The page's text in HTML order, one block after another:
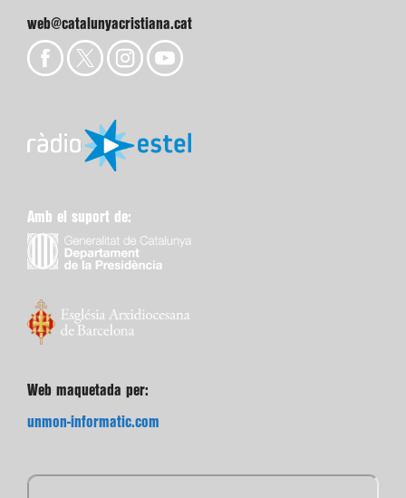
web@catalunyacristiana.cat
Amb el suport de:
Web maquetada per:
unmon-informatic.com